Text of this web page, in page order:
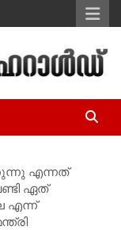
എന്നത്
ഏത്
എന്ന്